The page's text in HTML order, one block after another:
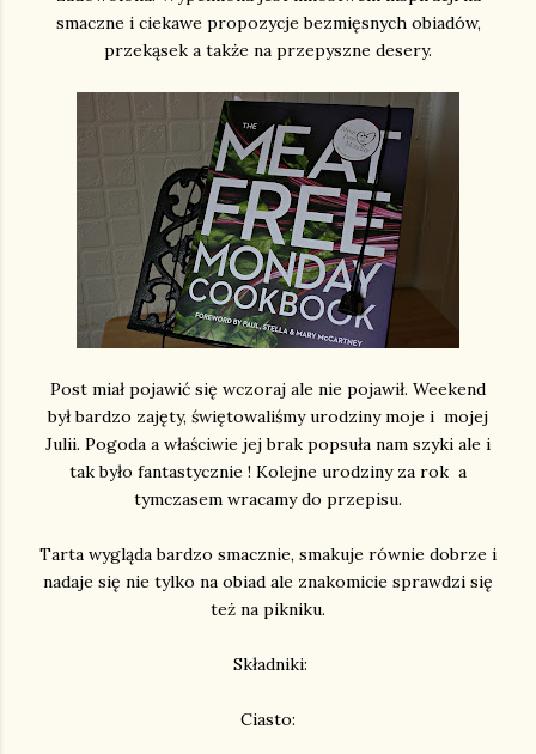
smaczne i ciekawe propozycje bezmięsnych obiadów,
przekąsek a także na przepyszne desery.
Post miał pojawić się wczoraj ale nie pojawił. Weekend
był bardzo zajęty, świętowaliśmy urodziny moje i mojej
Julii. Pogoda a właściwie jej brak popsuła nam szyki ale i
tak było fantastycznie ! Kolejne urodziny za rok a
tymczasem wracamy do przepisu.
Tarta wygląda bardzo smacznie, smakuje równie dobrze i
nadaje się nie tylko na obiad ale znakomicie sprawdzi się
też na pikniku.
Składniki:
Ciasto: